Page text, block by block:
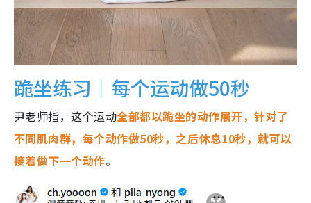
跪坐练习｜每个运动做50秒
尹老师指，这个运动全部都以跪坐的动作展开，针对了
不同肌肉群，每个动作做50秒，之后休息10秒，就可以
接着做下一个动作。